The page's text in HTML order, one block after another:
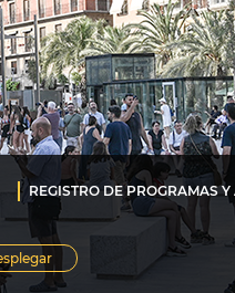
REGISTRO DE PROGRAMAS Y